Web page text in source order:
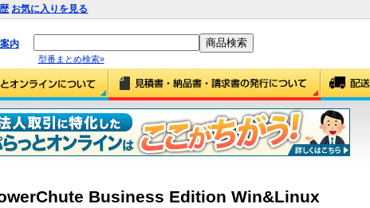
お気に入りを見る
内
型番まとめ検索»
Business Edition Win&Linux